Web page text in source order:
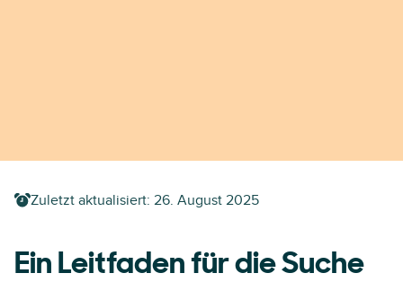
Zuletzt aktualisiert: 26. August 2025
Ein Leitfaden für die Suche